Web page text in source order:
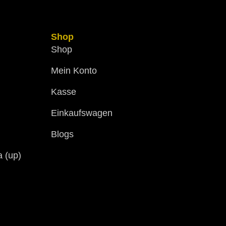
(up)
Shop
Shop
Mein Konto
Kasse
Einkaufswagen
Blogs